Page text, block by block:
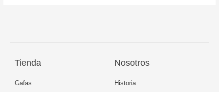
Tienda
Gafas
Nosotros
Historia